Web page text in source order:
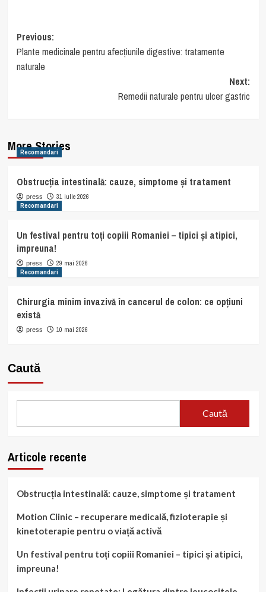
Post
navigation
Previous:
Plante medicinale pentru afecțiunile digestive: tratamente
naturale
Next:
Remedii naturale pentru ulcer gastric
More Stories
Recomandari
Obstrucția intestinală: cauze, simptome și tratament
press
31 iulie 2026
Recomandari
Un festival pentru toți copiii Romaniei – tipici și atipici,
impreuna!
press
29 mai 2026
Recomandari
Chirurgia minim invazivă în cancerul de colon: ce opțiuni
există
press 10 mai 2026
Caută
Caută
Articole recente
Obstrucția intestinală: cauze, simptome și tratament
Motion Clinic – recuperare medicală, fizioterapie și
kinetoterapie pentru o viață activă
Un festival pentru toți copiii Romaniei – tipici și atipici,
impreuna!